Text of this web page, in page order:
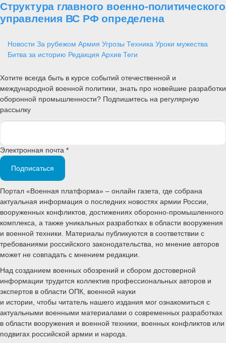
Структура главного военно-политического
управления ВС РФ определена
Новости За рубежом Армия Угрозы Техника Уроки мужества
Битва за историю Редакция Архив Теги
Хотите всегда быть в курсе событий отечественной и
международной военной политики, знать про новейшие разработки
оборонной промышленности? Подпишитесь на регулярную
рассылку
Электронная почта *
Подписаться
Портал «Военная платформа» – онлайн газета, где собрана
актуальная информация о последних новостях армии России,
вооруженных конфликтов, достижениях оборонно-промышленного
комплекса, а также уникальных разработках в области вооружения
и военной техники. Материалы публикуются в соответствии с
требованиями российского законодательства, но мнение авторов
может не совпадать с мнением редакции.
Над созданием военных обозрений и сбором достоверной
информации трудится коллектив профессиональных авторов и
экспертов в области ОПК, военной науки
и истории, чтобы читатель нашего издания мог ознакомиться с
актуальными военными материалами о современных разработках
в области вооружения и военной техники, военных конфликтов или
подвигах российской армии и народа.